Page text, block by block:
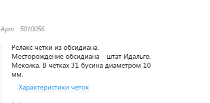
Арт.: 5010056
Релакс четки из обсидиана.
Месторождение обсидиана - штат Идальго,
Мексика. В четках 31 бусина диаметром 10
мм.
Характеристики четок